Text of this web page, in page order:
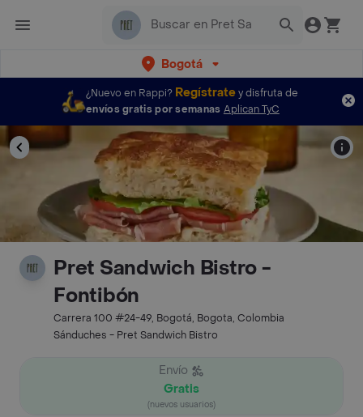
Bogotá
¿Nuevo en Rappi? Regístratey disfruta de
envíos gratis por semanas Aplican TyC
Pret Sandwich Bistro -
Fontibón
Carrera 100 #24-49, Bogotá, Bogota, Colombia
Sánduches - Pret Sandwich Bistro
Envío
Gratis
(nuevos usuarios)